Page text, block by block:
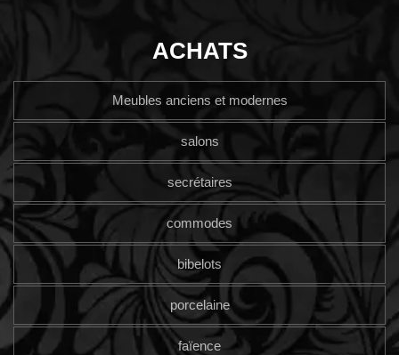
ACHATS
Meubles anciens et modernes
salons
secrétaires
commodes
bibelots
porcelaine
faïence